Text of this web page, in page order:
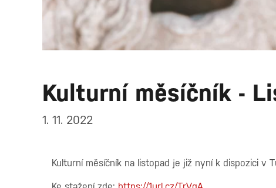
Kulturní měsíčník -
1. 11. 2022
Kulturní měsíčník na listopad je již nyní k dispozici v